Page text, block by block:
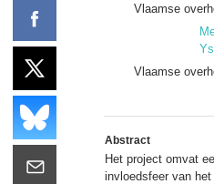
Vlaamse
Vlaamse
Abstract
Het project omvat
invloedsfeer van